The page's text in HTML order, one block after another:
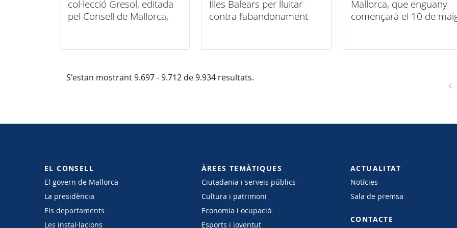
col·lecció Gresol, editada
pel Consell de Mallorca,
Balears
Illes Balears per lluitar
contra l’abandonament
Mallorca, que enguany
començarà el 10 de
S'estan mostrant 9.697 - 9.712 de 9.934 resultats.
EL CONSELL
El govern de Mallorca
La presidència
Els departaments
Les instal·lacions
ÀREES TEMÀTIQUES
Ciutadania i serveis públics
Cultura i patrimoni
Economia i ocupació
Esports i joventut
ACTUALITAT
Notícies
Sala de premsa
CONTACTE